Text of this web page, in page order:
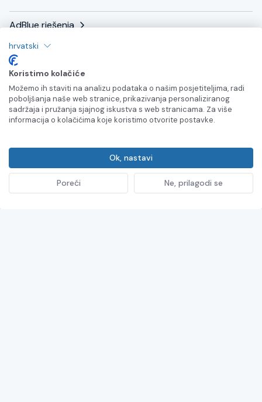
AdBlue rješenja
Mjerne sonde i senzori
Spremnici i cjevovodi za gorivo
Interne benzinske postaje
Obloga za spremnike
hrvatski
Koristimo kolačiće
Možemo ih staviti na analizu podataka o našim posjetiteljima, radi
poboljšanja naše web stranice, prikazivanja personaliziranog
sadržaja i pružanja sjajnog iskustva s web stranicama. Za više
informacija o kolačićima koje koristimo otvorite postavke.
Ok, nastavi
Poreći Ne, prilagodi se